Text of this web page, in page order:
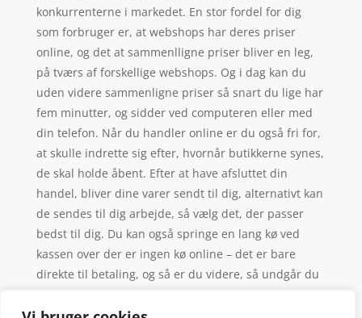
konkurrenterne i markedet. En stor fordel for dig
som forbruger er, at webshops har deres priser
online, og det at sammenlligne priser bliver en leg,
på tværs af forskellige webshops. Og i dag kan du
uden videre sammenligne priser så snart du lige har
fem minutter, og sidder ved computeren eller med
din telefon. Når du handler online er du også fri for,
at skulle indrette sig efter, hvornår butikkerne synes,
de skal holde åbent. Efter at have afsluttet din
handel, bliver dine varer sendt til dig, alternativt kan
de sendes til dig arbejde, så vælg det, der passer
bedst til dig. Du kan også springe en lang kø ved
kassen over der er ingen kø online – det er bare
direkte til betaling, og så er du videre, så undgår du
og søde sager.